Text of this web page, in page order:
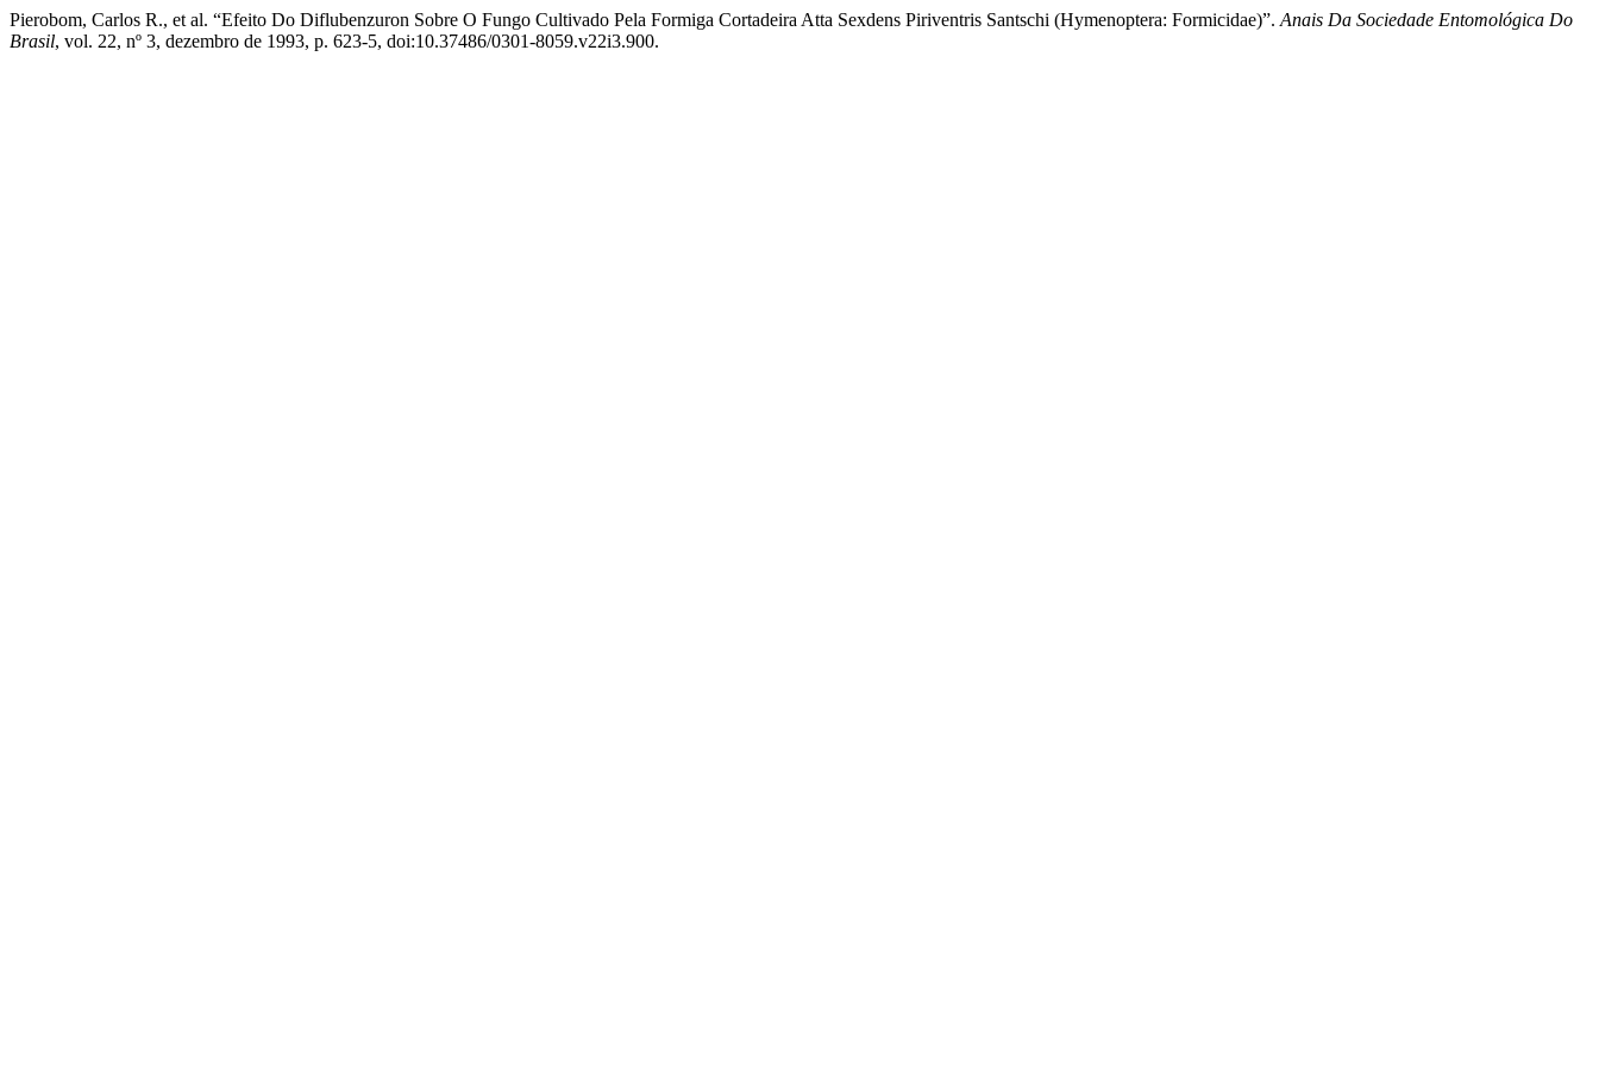
Pierobom, Carlos R., et al. “Efeito Do Diflubenzuron Sobre O Fungo Cultivado Pela Formiga Cortadeira Atta Sexdens Piriventris Santschi (Hymenoptera: Formicidae)”. Anais Da Sociedade Entomológica Do
Brasil, vol. 22, nº 3, dezembro de 1993, p. 623-5, doi:10.37486/0301-8059.v22i3.900.